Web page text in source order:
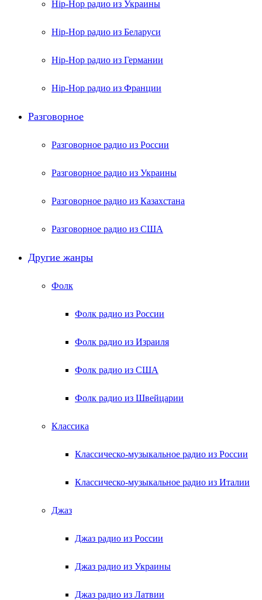
Hip-Hop радио из Украины
Hip-Hop радио из Беларуси
Hip-Hop радио из Германии
Hip-Hop радио из Франции
Разговорное
Разговорное радио из России
Разговорное радио из Украины
Разговорное радио из Казахстана
Разговорное радио из США
Другие жанры
Фолк
Фолк радио из России
Фолк радио из Израиля
Фолк радио из США
Фолк радио из Швейцарии
Классика
Классическо-музыкальное радио из России
Классическо-музыкальное радио из Италии
Джаз
Джаз радио из России
Джаз радио из Украины
Джаз радио из Латвии